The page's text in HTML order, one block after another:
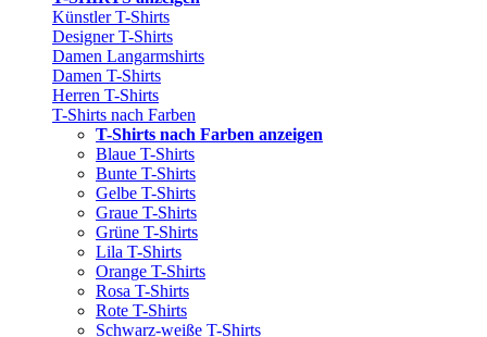
Künstler T-Shirts
Designer T-Shirts
Damen Langarmshirts
Damen T-Shirts
Herren T-Shirts
T-Shirts nach Farben
T-Shirts nach Farben anzeigen
Blaue T-Shirts
Bunte T-Shirts
Gelbe T-Shirts
Graue T-Shirts
Grüne T-Shirts
Lila T-Shirts
Orange T-Shirts
Rosa T-Shirts
Rote T-Shirts
Schwarz-weiße T-Shirts